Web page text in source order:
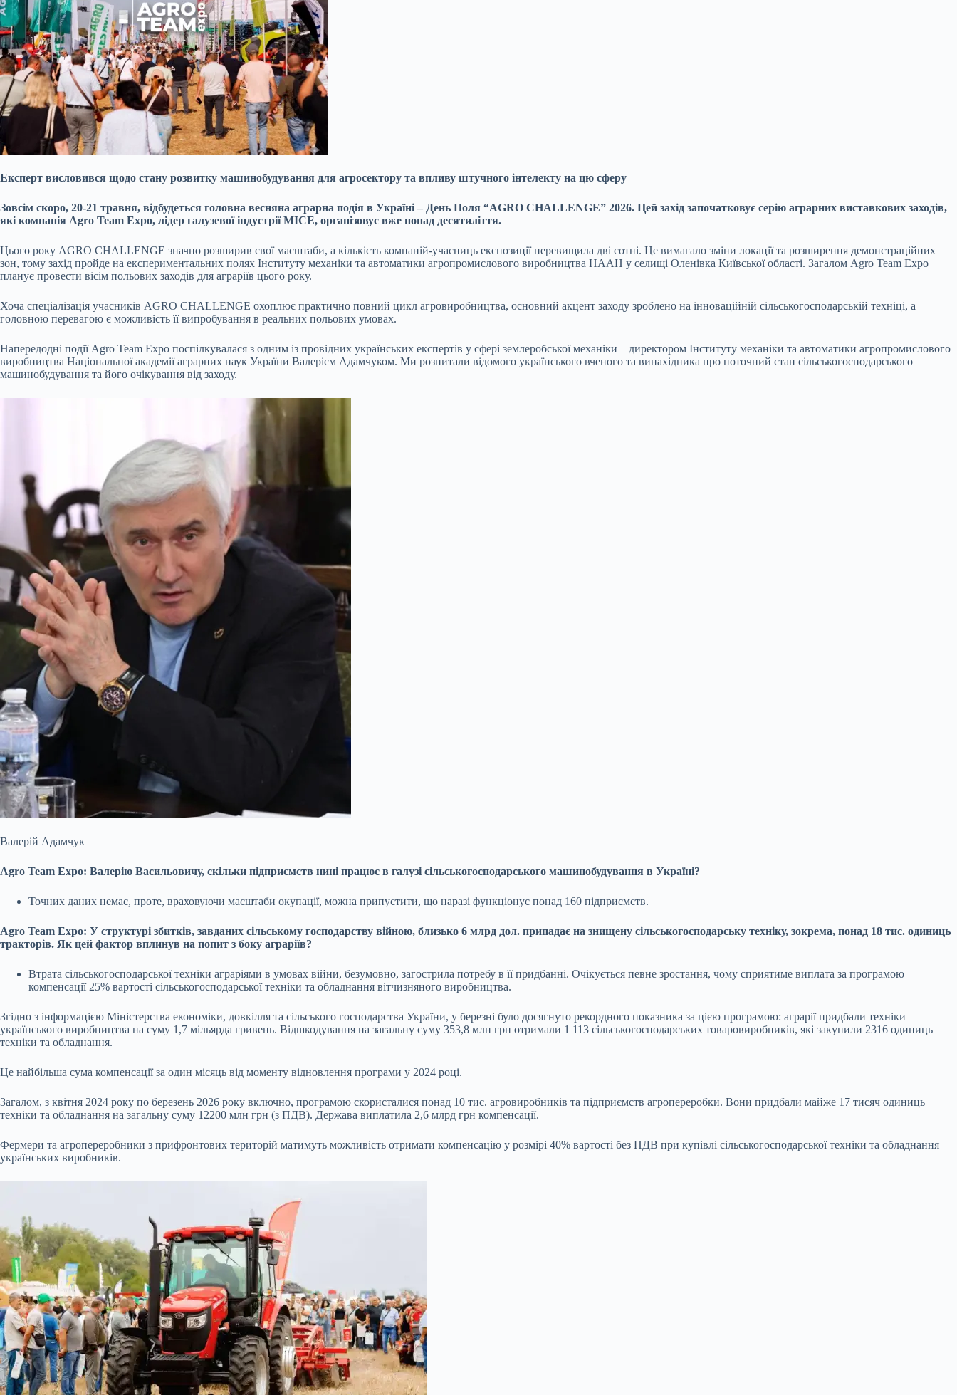
Експерт висловився щодо стану розвитку машинобудування для агросектору та впливу штучного інтелекту на цю сферу
Зовсім скоро, 20-21 травня, відбудеться головна весняна аграрна подія в Україні – День Поля “AGRO CHALLENGE” 2026. Цей захід започатковує серію аграрних виставкових заходів,
які компанія Agro Team Expo, лідер галузевої індустрії MICE, організовує вже понад десятиліття.
Цього року AGRO CHALLENGE значно розширив свої масштаби, а кількість компаній-учасниць експозиції перевищила дві сотні. Це вимагало зміни локації та розширення демонстраційних
зон, тому захід пройде на експериментальних полях Інституту механіки та автоматики агропромислового виробництва НААН у селищі Оленівка Київської області. Загалом Agro Team Expo
планує провести вісім польових заходів для аграріїв цього року.
Хоча спеціалізація учасників AGRO CHALLENGE охоплює практично повний цикл агровиробництва, основний акцент заходу зроблено на інноваційній сільськогосподарській техніці, а
головною перевагою є можливість її випробування в реальних польових умовах.
Напередодні події Agro Team Expo поспілкувалася з одним із провідних українських експертів у сфері землеробської механіки – директором Інституту механіки та автоматики агропромислового
виробництва Національної академії аграрних наук України Валерієм Адамчуком. Ми розпитали відомого українського вченого та винахідника про поточний стан сільськогосподарського
машинобудування та його очікування від заходу.
Валерій Адамчук
Agro Team Expo: Валерію Васильовичу, скільки підприємств нині працює в галузі сільськогосподарського машинобудування в Україні?
Точних даних немає, проте, враховуючи масштаби окупації, можна припустити, що наразі функціонує понад 160 підприємств.
Agro Team Expo: У структурі збитків, завданих сільському господарству війною, близько 6 млрд дол. припадає на знищену сільськогосподарську техніку, зокрема, понад 18 тис. одиниць
тракторів. Як цей фактор вплинув на попит з боку аграріїв?
Втрата сільськогосподарської техніки аграріями в умовах війни, безумовно, загострила потребу в її придбанні. Очікується певне зростання, чому сприятиме виплата за програмою
компенсації 25% вартості сільськогосподарської техніки та обладнання вітчизняного виробництва.
Згідно з інформацією Міністерства економіки, довкілля та сільського господарства України, у березні було досягнуто рекордного показника за цією програмою: аграрії придбали техніки
українського виробництва на суму 1,7 мільярда гривень. Відшкодування на загальну суму 353,8 млн грн отримали 1 113 сільськогосподарських товаровиробників, які закупили 2316 одиниць
техніки та обладнання.
Це найбільша сума компенсації за один місяць від моменту відновлення програми у 2024 році.
Загалом, з квітня 2024 року по березень 2026 року включно, програмою скористалися понад 10 тис. агровиробників та підприємств агропереробки. Вони придбали майже 17 тисяч одиниць
техніки та обладнання на загальну суму 12200 млн грн (з ПДВ). Держава виплатила 2,6 млрд грн компенсації.
Фермери та агропереробники з прифронтових територій матимуть можливість отримати компенсацію у розмірі 40% вартості без ПДВ при купівлі сільськогосподарської техніки та обладнання
українських виробників.